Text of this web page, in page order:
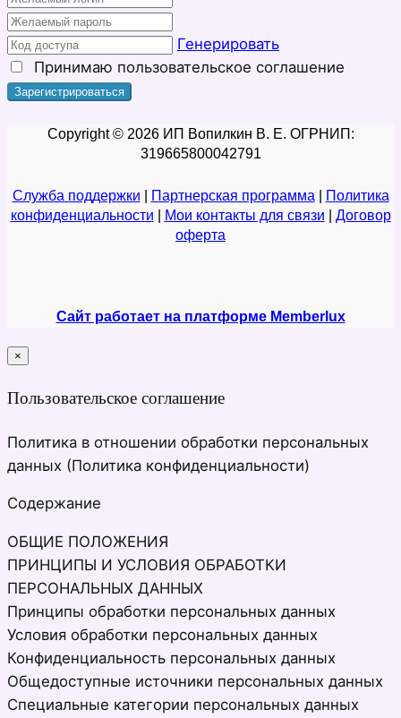
Генерировать
Принимаю пользовательское соглашение
Copyright © 2026 ИП Вопилкин В. Е. ОГРНИП:
319665800042791
Служба поддержки Партнерская программа
Политика
конфиденциальности
Мои контакты для связи
Договор
оферта
Сайт работает на платформе Memberlux
×
закрыть
Пользовательское соглашение
Политика в отношении обработки персональных
данных (Политика конфиденциальности)
Содержание
ОБЩИЕ ПОЛОЖЕНИЯ
ПРИНЦИПЫ И УСЛОВИЯ ОБРАБОТКИ
ПЕРСОНАЛЬНЫХ ДАННЫХ
Принципы обработки персональных данных
Условия обработки персональных данных
Конфиденциальность персональных данных
Общедоступные источники персональных данных
Специальные категории персональных данных